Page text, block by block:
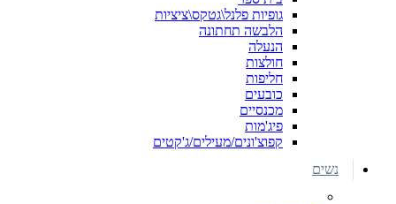
גופיות פלנל\גטקס\ציציות
הלבשה תחתונה
הנעלה
חולצות
חליפות
כובעים
מכנסיים
פיג'מות
קפוצ'ונים/מעילים/ג'קטים
נשים